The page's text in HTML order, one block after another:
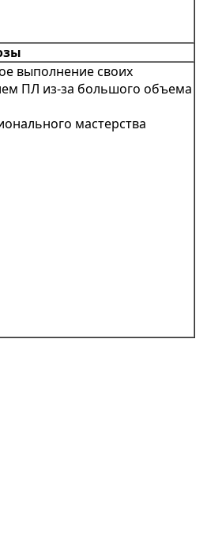
выполнение своих
ПЛ из-за большого объема
мастерства